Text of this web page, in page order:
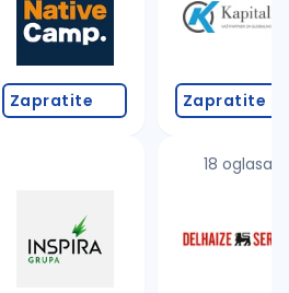
greške (koristite č, ć, š, đ,
za odabrani grad
filtere pretrage
Zapratite Zapratite
18 oglasa